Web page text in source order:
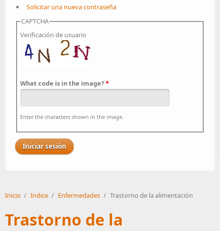
Solicitar una nueva contraseña
CAPTCHA
Verificación de usuario
What code is in the image?*
Enter the characters shown in the image.
Inicio / Indice / Enfermedades / Trastorno de la alimentación
Trastorno de la